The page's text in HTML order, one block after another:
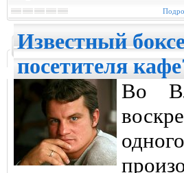
Известный
посетителя
Во